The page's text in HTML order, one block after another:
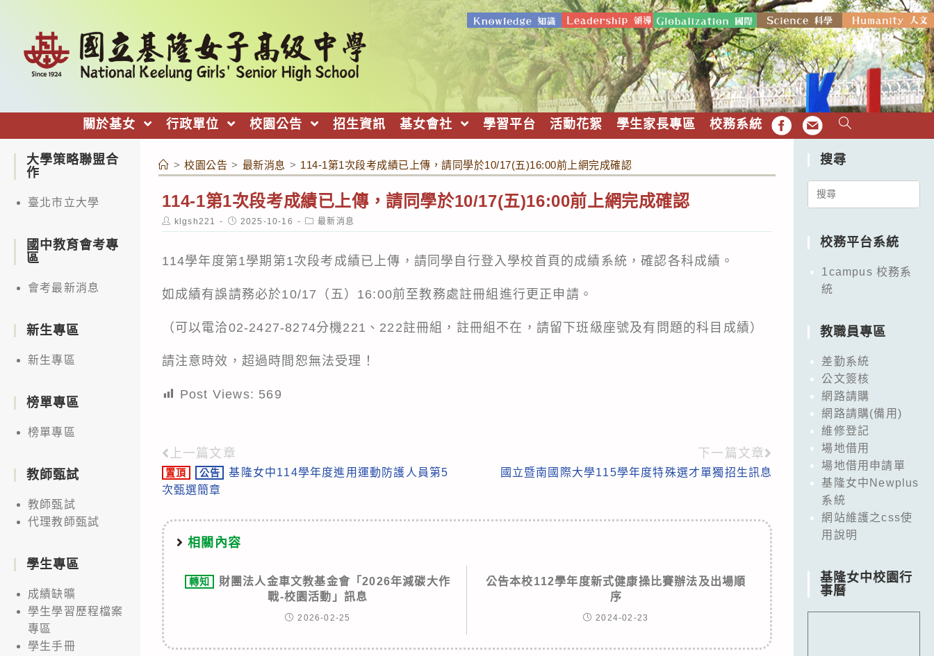
關於基女 行政單位 校園公告 招生資訊 基女會社 學習平台 活動花絮 學生家長專區 校務系統 FB EMAIL
> 校園公告 > 最新消息 > 114-1第1次段考成績已上傳，請同學於10/17(五)16:00前上網完成確認
114-1第1次段考成績已上傳，請同學於10/17(五)16:00前上網完成確認
Post
author:
klgsh221
Post
published:
2025-10-16
Post
category:
最新消息
114學年度第1學期第1次段考成績已上傳，請同學自行登入學校首頁的成績系統 ，確認各科成績。
如成績有誤請務必於10/17（五）16:00前至教務處註冊組進行更正申請。
（可以電洽02-2427-8274分機221、222註冊組，註冊組不在，請留下班級座號及有問題的科目成績）
請注意時效，超過時間恕無法受理！
Post Views: 569
Read
more
上一篇文章
置頂 公告
基隆女中114學年度進用運動防護人員第5
次甄選簡章
下一篇文章
國立暨南國際大學115學年度特殊選才單獨招生訊息
相關內容
轉知
財團法人金車文教基金會「2026年減碳大作
戰-校園活動」訊息
2026-02-25
公告本校112學年度新式健康操比賽辦法及出場順
序
2024-02-23
大學策略聯盟合
作
臺北市立大學
國中教育會考專
區
會考最新消息
新生專區
新生專區
榜單專區
榜單專區
教師甄試
教師甄試
代理教師甄試
學生專區
成績缺曠
學生學習歷程檔案
專區
學生手冊
搜尋
Search
校務平台系統
1campus 校務系
統
教職員專區
差勤系統
公文簽核
網路請購
網路請購(備用)
維修登記
場地借用
場地借用申請單
基隆女中Newplus
系統
網站維護之css使
用說明
基隆女中校園行
事曆